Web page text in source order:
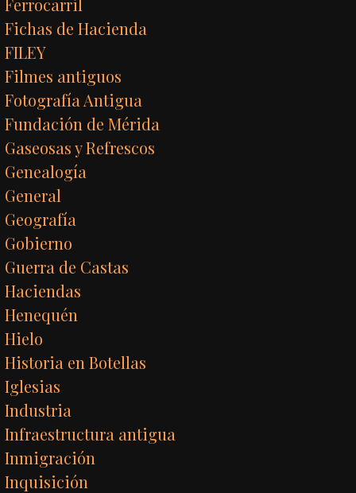
Ferrocarril
Fichas de Hacienda
FILEY
Filmes antiguos
Fotografía Antigua
Fundación de Mérida
Gaseosas y Refrescos
Genealogía
General
Geografía
Gobierno
Guerra de Castas
Haciendas
Henequén
Hielo
Historia en Botellas
Iglesias
Industria
Infraestructura antigua
Inmigración
Inquisición